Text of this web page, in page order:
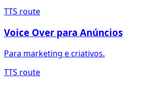
TTS route
Voice Over para Anúncios
Para marketing e criativos.
TTS route